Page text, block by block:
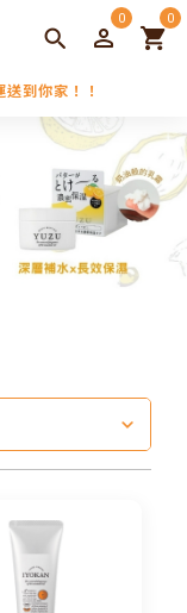
到你家！！
0 0